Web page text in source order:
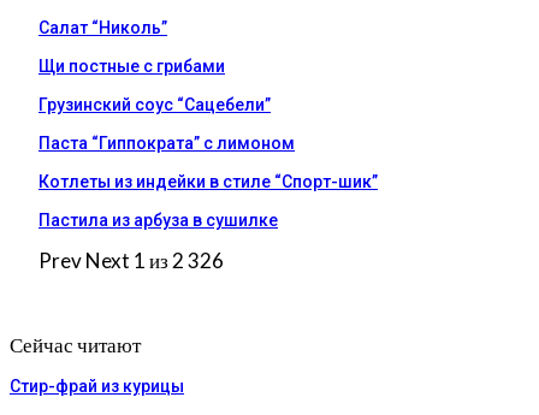
Салат “Николь”
Щи постные с грибами
Грузинский соус “Сацебели”
Паста “Гиппократа” с лимоном
Котлеты из индейки в стиле “Спорт-шик”
Пастила из арбуза в сушилке
PrevNext 1 из 2 326
Сейчас читают
Стир-фрай из курицы